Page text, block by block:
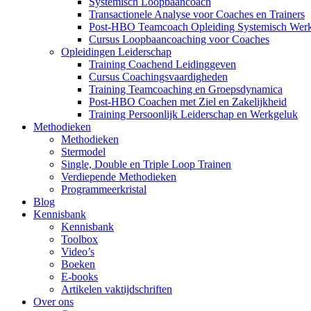
Transactionele Analyse voor Coaches en Trainers
Post-HBO Teamcoach Opleiding Systemisch
Cursus Loopbaancoaching voor Coaches
Opleidingen Leiderschap
Training Coachend Leidinggeven
Cursus Coachingsvaardigheden
Training Teamcoaching en Groepsdynamica
Post-HBO Coachen met Ziel en Zakelijkheid
Training Persoonlijk Leiderschap en Werkgeluk
Methodieken
Methodieken
Stermodel
Single, Double en Triple Loop Trainen
Verdiepende Methodieken
Programmeerkristal
Blog
Kennisbank
Kennisbank
Toolbox
Video’s
Boeken
E-books
Artikelen vaktijdschriften
Over ons